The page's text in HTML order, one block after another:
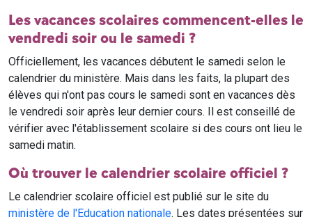
Les vacances scolaires commencent-elles le
vendredi soir ou le samedi ?
Officiellement, les vacances débutent le samedi selon le
calendrier du ministère. Mais dans les faits, la plupart des
élèves qui n'ont pas cours le samedi sont en vacances dès
le vendredi soir après leur dernier cours. Il est conseillé de
vérifier avec l'établissement scolaire si des cours ont lieu le
samedi matin.
Où trouver le calendrier scolaire officiel ?
Le calendrier scolaire officiel est publié sur le site du
ministère de l'Education nationale. Les dates présentées sur